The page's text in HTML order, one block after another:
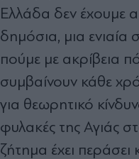
Ελλάδα δεν έχουμε
δημόσια, μια ενιαία
πούμε με ακρίβεια
συμβαίνουν κάθε
για θεωρητικό
φυλακές της Αγιάς
ζήτημα έχει περάσει